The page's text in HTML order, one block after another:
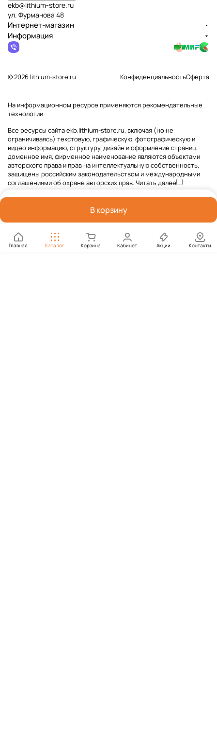
В корзину
Главная Каталог Корзина Кабинет Акции Контакты
ekb@lithium-store.ru
ул. Фурманова 48
Интернет-магазин
Информация
© 2026 lithium-store.ru КонфиденциальностьОферта
На информационном ресурсе применяютсярекомендательные
технологии.
Все ресурсы сайта ekb.lithium-store.ru, включая (но не
ограничиваясь) текстовую, графическую, фотографическую и
видео информацию, структуру, дизайн и оформление страниц,
доменное имя, фирменное наименование являются объектами
авторского права и прав на интеллектуальную собственность,
защищены российским законодательством и международными
соглашениями об охране авторских прав.Читать далее